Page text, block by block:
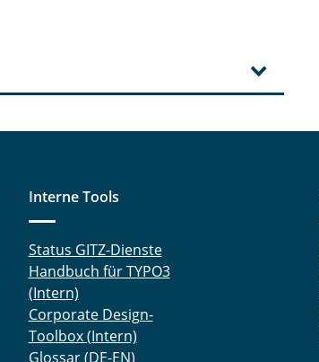
Interne Tools
Status GITZ-Dienste
Handbuch für TYPO3
(Intern)
Corporate Design-
Toolbox (Intern)
Glossar (DE-EN)